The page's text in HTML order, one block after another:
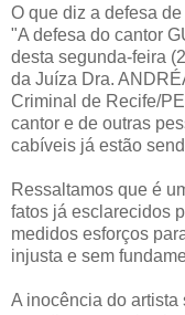
O que diz a defesa
"A defesa do cantor
desta segunda-feira
da Juíza Dra.
Criminal de Recife/
cantor e de outras
cabíveis já estão
Ressaltamos que é
fatos já esclarecidos
medidos esforços
injusta e sem
A inocência do